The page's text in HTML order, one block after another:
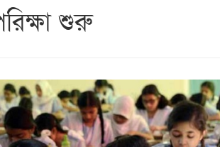
শুরু